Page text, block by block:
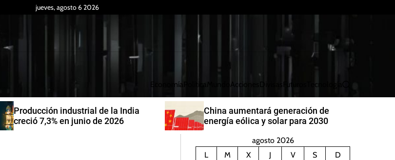
jueves, agosto 6 2026
Economía Política Acciones Divisas Futuros Tecnología
u
Producción industrial de la India
creció 7,3% en junio de 2026
China aumentará generación de
energía eólica y solar para 2030
agosto 2026
L
M X J V S
D